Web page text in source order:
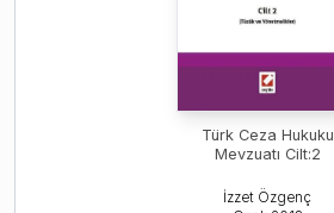
Türk Ceza Hukuku
Mevzuatı Cilt:2
İzzet Özgenç